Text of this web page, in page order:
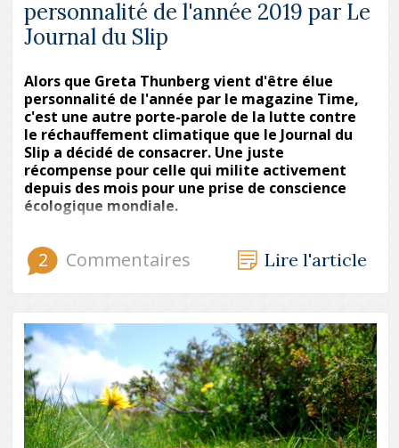
personnalité de l'année 2019 par Le
Journal du Slip
Alors que Greta Thunberg vient d'être élue
personnalité de l'année par le magazine Time,
c'est une autre porte-parole de la lutte contre
le réchauffement climatique que le Journal du
Slip a décidé de consacrer. Une juste
récompense pour celle qui milite activement
depuis des mois pour une prise de conscience
écologique mondiale.
2 Commentaires Lire l'article